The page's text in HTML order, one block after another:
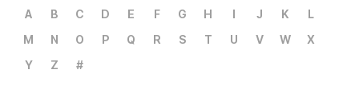
A B C D E F G H I J K
L
M
N O P Q R S T U V W
X
Y
Z #